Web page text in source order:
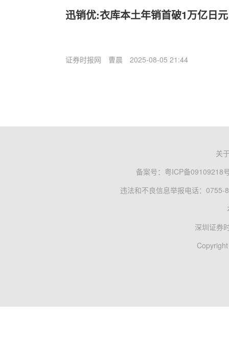
迅销优:衣库本土年销首破1万亿日元
证券时报网 曹晨 2025-08-05 21:44
关
备案号： 粤ICP备09109218
违法和不良信息举报电话：0755-
深圳证券